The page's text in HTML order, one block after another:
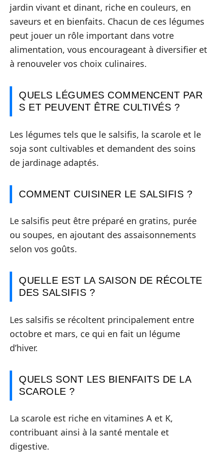
jardin vivant et dinant, riche en couleurs, en
saveurs et en bienfaits. Chacun de ces légumes
peut jouer un rôle important dans votre
alimentation, vous encourageant à diversifier et
à renouveler vos choix culinaires.
QUELS LÉGUMES COMMENCENT PAR
S ET PEUVENT ÊTRE CULTIVÉS ?
Les légumes tels que le salsifis, la scarole et le
soja sont cultivables et demandent des soins
de jardinage adaptés.
COMMENT CUISINER LE SALSIFIS ?
Le salsifis peut être préparé en gratins, purée
ou soupes, en ajoutant des assaisonnements
selon vos goûts.
QUELLE EST LA SAISON DE RÉCOLTE
DES SALSIFIS ?
Les salsifis se récoltent principalement entre
octobre et mars, ce qui en fait un légume
d’hiver.
QUELS SONT LES BIENFAITS DE LA
SCAROLE ?
La scarole est riche en vitamines A et K,
contribuant ainsi à la santé mentale et
digestive.